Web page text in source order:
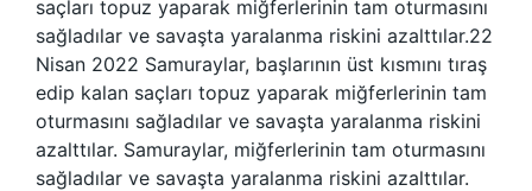
saçları topuz yaparak miğferlerinin tam oturmasını
sağladılar ve savaşta yaralanma riskini azalttılar.22
Nisan 2022 Samuraylar, başlarının üst kısmını tıraş
edip kalan saçları topuz yaparak miğferlerinin tam
oturmasını sağladılar ve savaşta yaralanma riskini
azalttılar. Samuraylar, miğferlerinin tam oturmasını
sağladılar ve savaşta yaralanma riskini azalttılar.